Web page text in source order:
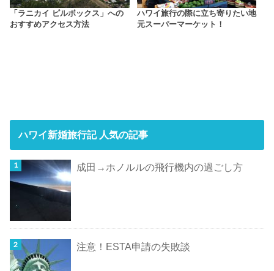
「ラニカイ ピルボックス」への
おすすめアクセス方法
ハワイ旅行の際に立ち寄りたい地
元スーパーマーケット！
ハワイ新婚旅行記 人気の記事
成田→ホノルルの飛行機内の過ごし方
注意！ESTA申請の失敗談